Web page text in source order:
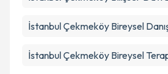
İstanbul Çekmeköy Bireysel
İstanbul Çekmeköy Bireysel